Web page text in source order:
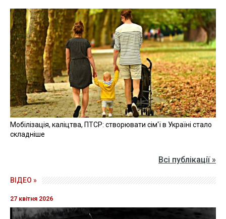
Мобілізація, каліцтва, ПТСР: створювати сім'ї в Україні стало
складніше
Всі публікації »
ВІДЕО »
27 квітня 2026